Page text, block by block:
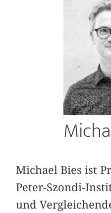
Michael Bies ist
Peter-Szondi-
und